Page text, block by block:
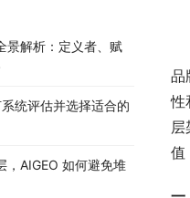
品
性
值
景解析：定义者、赋
统评估并选择适合的
，AIGEO 如何避免堆